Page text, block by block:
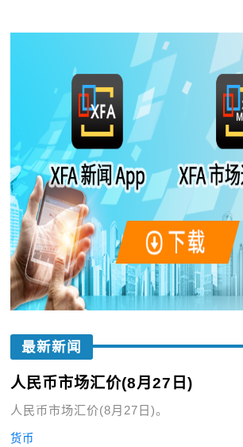
最新新闻
人民币市场汇价(8月27日)
人民币市场汇价(8月27日)。
货币